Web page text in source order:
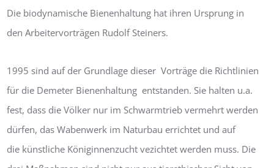
Die biodynamische Bienenhaltung hat ihren Ursprung in
den Arbeitervorträgen Rudolf Steiners.
1995 sind auf der Grundlage dieser Vorträge die Richtlinien
für die Demeter Bienenhaltung entstanden. Sie halten u.a.
fest, dass die Völker nur im Schwarmtrieb vermehrt werden
dürfen, das Wabenwerk im Naturbau errichtet und auf
die künstliche Königinnenzucht vezichtet werden muss. Die